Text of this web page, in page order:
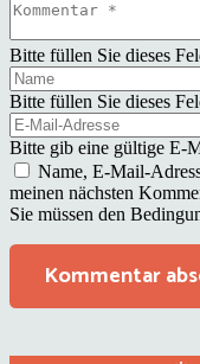
Bitte füllen Sie dieses
Bitte füllen Sie dieses
Bitte gib eine gültige E-
Name, E-Mail-
meinen nächsten
Sie müssen den
Kommentar